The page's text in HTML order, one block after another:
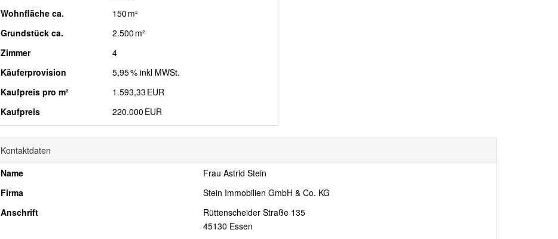
Wohnfläche ca.
150 m²
Grund­stück ca.
2.500 m²
Zimmer
4
Käufer­provision
5,95 % inkl MWSt.
Kaufpreis pro m²
1.593,33 EUR
Kaufpreis
220.000 EUR
Kontaktdaten
Name
Frau Astrid Stein
Firma
Stein Immobilien GmbH & Co. KG
Anschrift
Rüttenscheider Straße 135
45130 Essen